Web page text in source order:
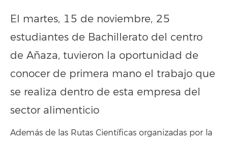
El martes, 15 de noviembre, 25
estudiantes de Bachillerato del centro
de Añaza, tuvieron la oportunidad de
conocer de primera mano el trabajo que
se realiza dentro de esta empresa del
sector alimenticio
Además de las Rutas Científicas organizadas por la